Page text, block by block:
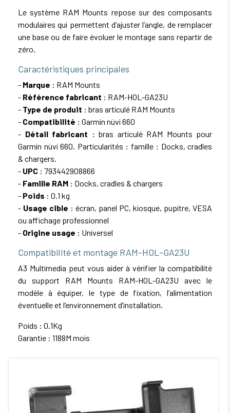
Le système RAM Mounts repose sur des composants
modulaires qui permettent d’ajuster l’angle, de remplacer
une base ou de faire évoluer le montage sans repartir de
zéro.
Caractéristiques principales
- Marque : RAM Mounts
- Référence fabricant : RAM-HOL-GA23U
- Type de produit : bras articulé RAM Mounts
- Compatibilité : Garmin nüvi 660
- Détail fabricant : bras articulé RAM Mounts pour
Garmin nüvi 660. Particularités : famille : Docks, cradles
& chargers.
- UPC : 793442908866
- Famille RAM : Docks, cradles & chargers
- Poids : 0.1 kg
- Usage cible : écran, panel PC, kiosque, pupitre, VESA
ou affichage professionnel
- Origine usage : Universel
Compatibilité et montage RAM-HOL-GA23U
A3 Multimedia peut vous aider à vérifier la compatibilité
du support RAM Mounts RAM-HOL-GA23U avec le
modèle à équiper, le type de fixation, l’alimentation
éventuelle et l’environnement d’installation.
Poids : 0.1Kg
Garantie : 1188M mois